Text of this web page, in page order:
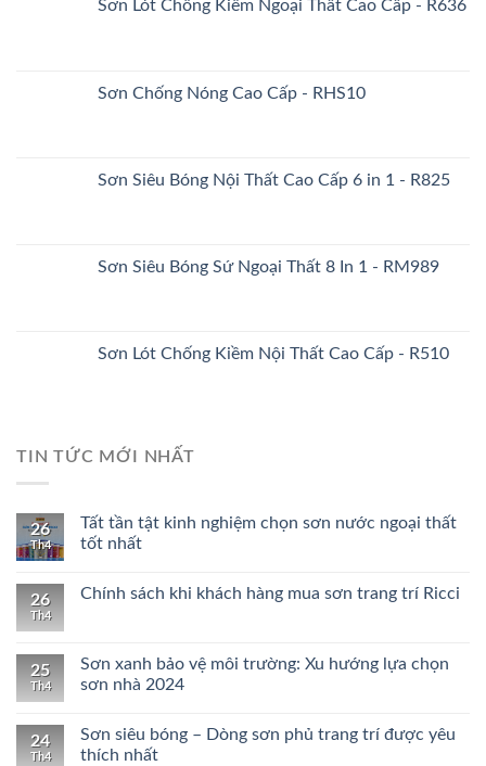
Sơn Lót Chống Kiềm Ngoại Thất Cao Cấp - R636
Sơn Chống Nóng Cao Cấp - RHS10
Sơn Siêu Bóng Nội Thất Cao Cấp 6 in 1 - R825
Sơn Siêu Bóng Sứ Ngoại Thất 8 In 1 - RM989
Sơn Lót Chống Kiềm Nội Thất Cao Cấp - R510
TIN TỨC MỚI NHẤT
26
Th4
Tất tần tật kinh nghiệm chọn sơn nước ngoại thất
tốt nhất
26
Th4
Chính sách khi khách hàng mua sơn trang trí Ricci
25
Th4
Sơn xanh bảo vệ môi trường: Xu hướng lựa chọn
sơn nhà 2024
24
Th4
Sơn siêu bóng – Dòng sơn phủ trang trí được yêu
thích nhất